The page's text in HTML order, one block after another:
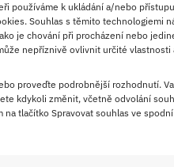
používáme k ukládání a/nebo
Souhlas s těmito technologiemi
je chování při procházení nebo
nepříznivě ovlivnit určité vlastnosti
proveďte podrobnější rozhodnutí.
kdykoli změnit, včetně odvolání
tlačítko Spravovat souhlas ve
pro vás máme. Jde o
brambor, slaniny a vejce.
nebo kupovaný, to je